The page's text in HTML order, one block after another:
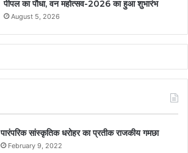
पीपल का पौधा, वन महोत्सव-2026 का हुआ शुभारंभ
August 5, 2026
​​​​​​​पारंपरिक सांस्कृतिक धरोहर का प्रतीक राजकीय गमछा
February 9, 2022